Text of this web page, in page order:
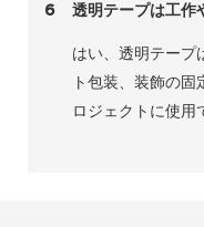
6 透明テープは工作
はい、透明テープ
ト包装、装飾の
ロジェクトに使用